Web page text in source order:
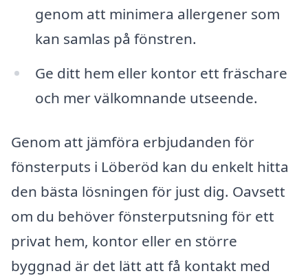
genom att minimera allergener som
kan samlas på fönstren.
Ge ditt hem eller kontor ett fräschare
och mer välkomnande utseende.
Genom att jämföra erbjudanden för
fönsterputs i Löberöd kan du enkelt hitta
den bästa lösningen för just dig. Oavsett
om du behöver fönsterputsning för ett
privat hem, kontor eller en större
byggnad är det lätt att få kontakt med